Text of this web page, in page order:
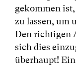
gekommen
zu lassen, um
Den richtigen
sich dies
überhaupt!